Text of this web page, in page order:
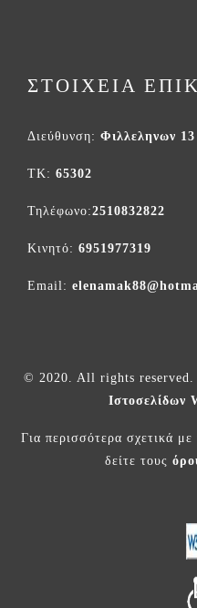
ΣΤΟΙΧΕΙΑ
Διεύθυνση: Φιλλεληνων 13
TK: 65302
Τηλέφωνο:2510832822
Κινητό: 6951977319
Email:
© 2020. All rights reserved.
Ιστοσελίδων
Για περισσότερα σχετικά
δείτε τους